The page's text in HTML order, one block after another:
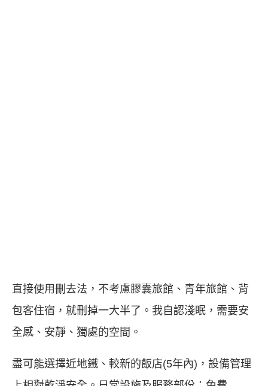
直接使用刪去法，不考慮膠囊旅館、青年旅館、背
包客住宿，就刪掉一大半了。我自認淺眠，需要安
全感、安靜、獨處的空間。
盡可能選擇近地鐵、較新的飯店(5年內)，設備管理